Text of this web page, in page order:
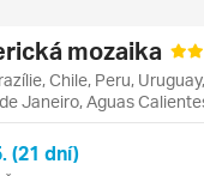
mozaika
Chile, Peru, Uruguay,
Janeiro, Aguas
Aires, Colonia del
Cusco, Foz do
Lago Titicaca, La Paz,
(21 dní)